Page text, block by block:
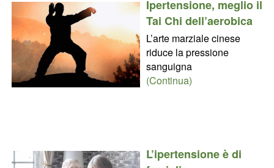
Ipertensione, meglio il
Tai Chi dell’aerobica
L’arte marziale cinese
riduce la pressione
sanguigna
(Continua)
L’ipertensione è di